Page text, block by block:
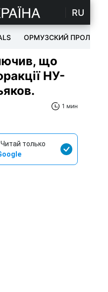
RU
ОРМУЗСКИЙ ПРОЛИВ
що
НУ-
1 мин
только